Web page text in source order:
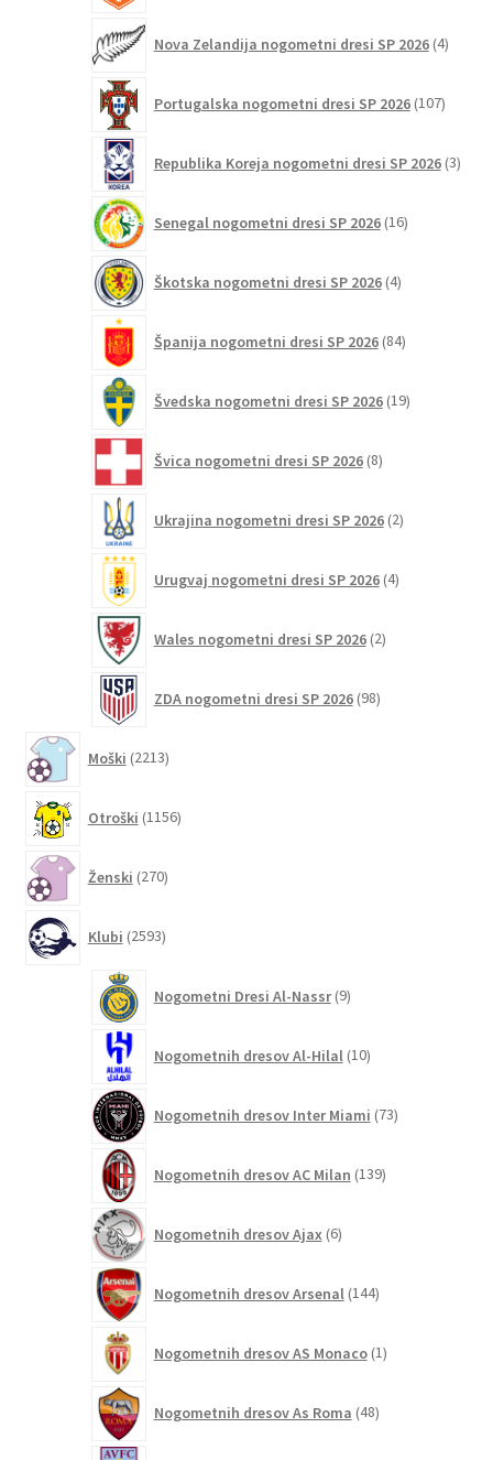
Nova Zelandija nogometni dresi SP 2026 4izdelki
Portugalska nogometni dresi SP 2026 107
Republika Koreja nogometni dresi SP 2026 3
Senegal nogometni dresi SP 2026 16izdelkov
Škotska nogometni dresi SP 2026 4izdelki
Španija nogometni dresi SP 2026 84izdelkov
Švedska nogometni dresi SP 2026 19izdelkov
Švica nogometni dresi SP 2026 8izdelkov
Ukrajina nogometni dresi SP 2026 2izdelka
Urugvaj nogometni dresi SP 2026 4izdelki
Wales nogometni dresi SP 2026 2izdelka
ZDA nogometni dresi SP 2026 98izdelkov
Moški 2213izdelkov
Otroški 1156izdelkov
Ženski 270izdelkov
Klubi 2593izdelkov
Nogometni Dresi Al-Nassr 9izdelkov
Nogometnih dresov Al-Hilal 10izdelkov
Nogometnih dresov Inter Miami 73izdelkov
Nogometnih dresov AC Milan 139izdelkov
Nogometnih dresov Ajax 6izdelkov
Nogometnih dresov Arsenal 144izdelkov
Nogometnih dresov AS Monaco 1izdelek
Nogometnih dresov As Roma 48izdelkov